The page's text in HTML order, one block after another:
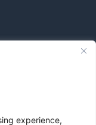
experience,